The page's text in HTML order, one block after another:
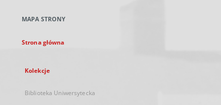
karcie
MAPA STRONY
Strona główna
Kolekcje
Biblioteka Uniwersytecka